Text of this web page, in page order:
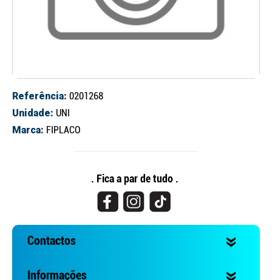
Referência: 0201268
Unidade: UNI
Marca: FIPLACO
. Fica a par de tudo .
Contactos
Informações